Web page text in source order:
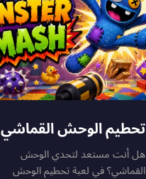
تحطيم الوحش القماشي
هل أنت مستعد لتحدي الوحش
القماشي؟ في لعبة تحطيم الوحش